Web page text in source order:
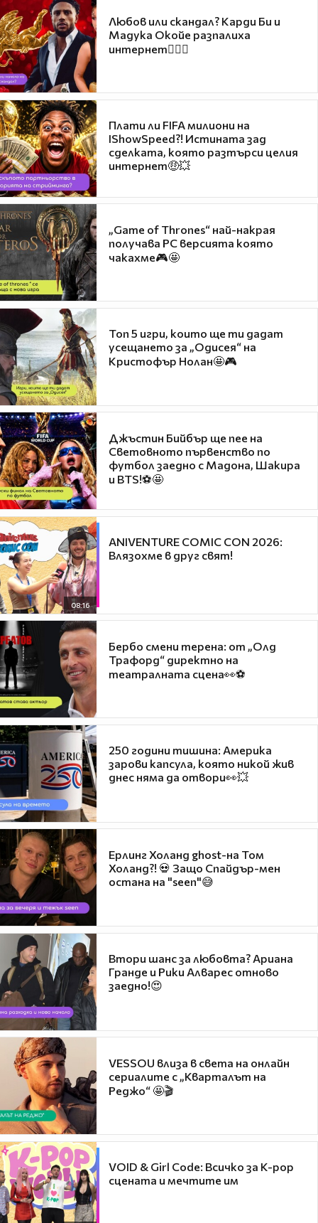
Любов или скандал? Карди Би и
Мадука Окойе разпалиха
интернет❤️‍🔥🔥
Плати ли FIFA милиони на
IShowSpeed?! Истината зад
сделката, която разтърси целия
интернет🤑💥
„Game of Thrones“ най-накрая
получава PC версията която
чакахме🎮🤩
Топ 5 игри, които ще ти дадат
усещането за „Одисея“ на
Кристофър Нолан🤩🎮
Джъстин Бийбър ще пее на
Световното първенство по
футбол заедно с Мадона, Шакира
и BTS!⚽🤩
08:16
ANIVENTURE COMIC CON 2026:
Влязохме в друг свят!
Бербо смени терена: от „Олд
Трафорд“ директно на
театралната сцена👀⚽
250 години тишина: Америка
зарови капсула, която никой жив
днес няма да отвори👀💥
Ерлинг Холанд ghost-на Том
Холанд?! 💀 Защо Спайдър-мен
остана на "seen"😅
Втори шанс за любовта? Ариана
Гранде и Рики Алварес отново
заедно!😍
VESSOU влиза в света на онлайн
сериалите с „Кварталът на
Реджо“ 🤩🎬
VOID & Girl Code: Всичко за K-pop
сцената и мечтите им